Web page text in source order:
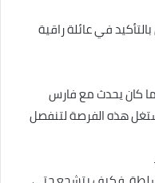
في عائلة راقية
ما كان يحدث مع فارس
هذه الفرصة لتنفصل